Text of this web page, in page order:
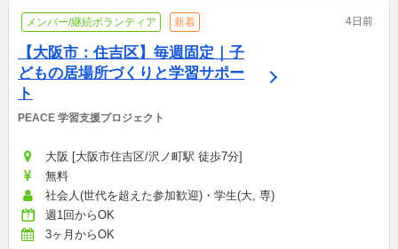
メンバー/継続ボランティア 新着 4日前
【大阪市：住吉区】毎週固定｜子
どもの居場所づくりと学習サポー
ト
PEACE 学習支援プロジェクト
大阪 [大阪市住吉区/沢ノ町駅 徒歩7分]
無料
社会人(世代を超えた参加歓迎)・学生(大, 専)
週1回からOK
3ヶ月からOK